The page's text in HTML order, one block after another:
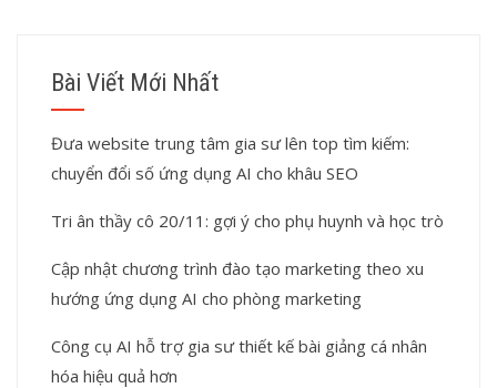
Bài Viết Mới Nhất
Đưa website trung tâm gia sư lên top tìm kiếm:
chuyển đổi số ứng dụng AI cho khâu SEO
Tri ân thầy cô 20/11: gợi ý cho phụ huynh và học trò
Cập nhật chương trình đào tạo marketing theo xu
hướng ứng dụng AI cho phòng marketing
Công cụ AI hỗ trợ gia sư thiết kế bài giảng cá nhân
hóa hiệu quả hơn